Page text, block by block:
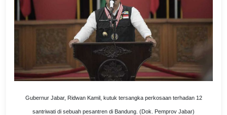
Gubernur Jabar, Ridwan Kamil, kutuk tersangka perkosaan terhadan 12
santriwati di sebuah pesantren di Bandung. (Dok. Pemprov Jabar)